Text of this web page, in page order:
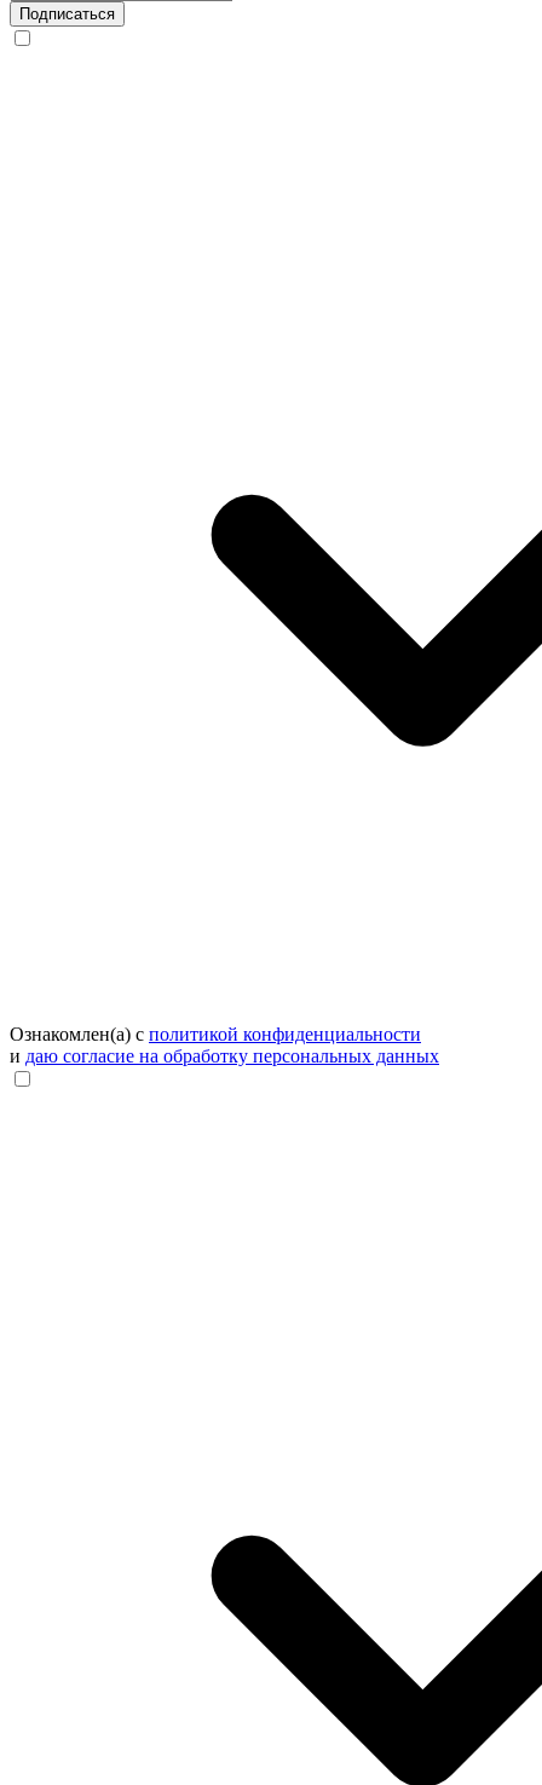
Подписаться
Ознакомлен(а) с политикой конфиденциальности
и даю согласие на обработку персональных данных